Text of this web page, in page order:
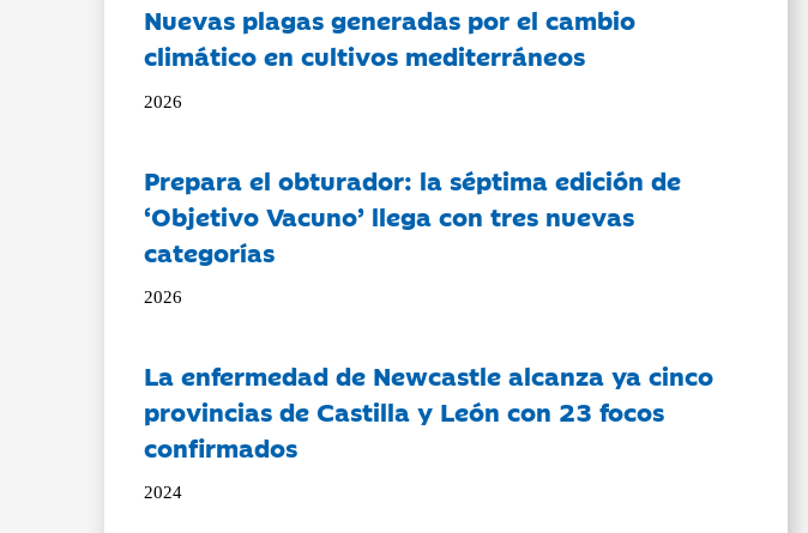
Nuevas plagas generadas por el cambio
climático en cultivos mediterráneos
2026
Prepara el obturador: la séptima edición de
‘Objetivo Vacuno’ llega con tres nuevas
categorías
2026
La enfermedad de Newcastle alcanza ya cinco
provincias de Castilla y León con 23 focos
confirmados
2024